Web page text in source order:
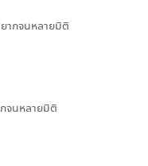
ากจนหลายมิติ
จนหลายมิติ